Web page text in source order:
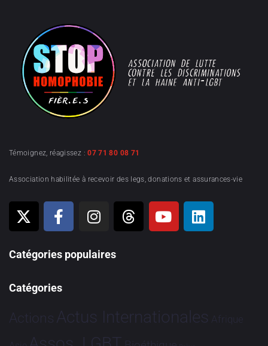
Témoignez, réagissez :07 71 80 08 71
Association habilitée à recevoir des legs, donations et assurances-vie
Catégories populaires
Catégories
Actions Actus Internationales Afrique